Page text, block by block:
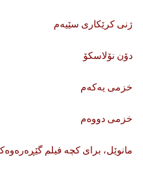
ژنی کرێکاری سێیەم
دۆن نۆلاسکۆ
خزمی یەکەم
خزمی دووەم
مانوێل، برای کچە فیلم